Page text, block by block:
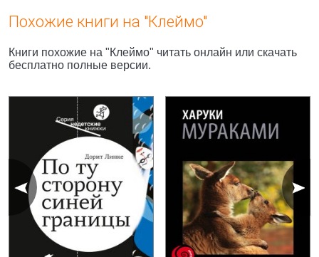
Похожие книги на "Клеймо"
Книги похожие на "Клеймо" читать онлайн или скачать
бесплатно полные версии.